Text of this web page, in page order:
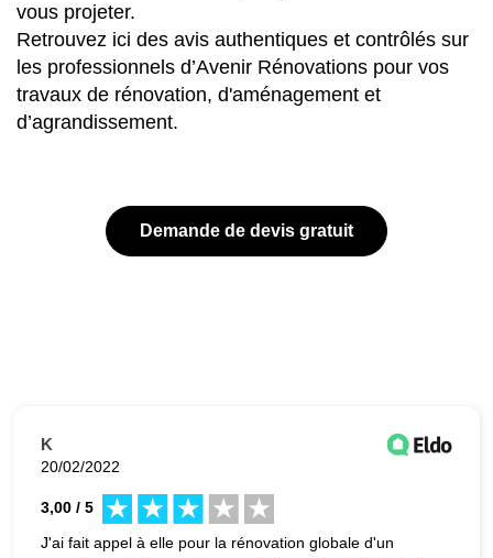
vous projeter.
Retrouvez ici des avis authentiques et contrôlés sur
les professionnels d’Avenir Rénovations pour vos
travaux de rénovation, d'aménagement et
d’agrandissement.
Demande de devis gratuit
K
20/02/2022
3,00 / 5
J'ai fait appel à elle pour la rénovation globale d'un